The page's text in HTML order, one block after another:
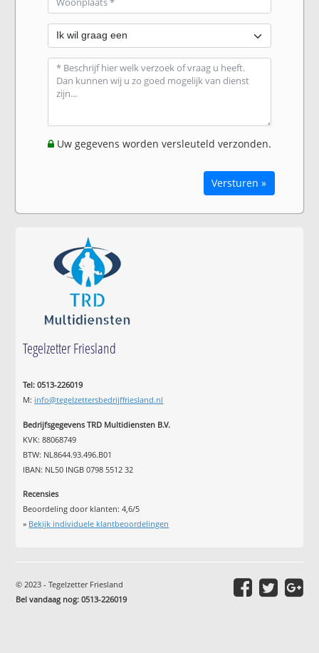
Uw gegevens worden versleuteld verzonden.
Versturen »
Tegelzetter Friesland
Tel: 0513-226019
M: info@tegelzettersbedrijffriesland.nl
Bedrijfsgegevens TRD Multidiensten B.V.
KVK: 88068749
BTW: NL8644.93.496.B01
IBAN: NL50 INGB 0798 5512 32
Recensies
Beoordeling door klanten:4,6/5
» Bekijk individuele klantbeoordelingen
© 2023 - Tegelzetter Friesland
Bel vandaag nog: 0513-226019